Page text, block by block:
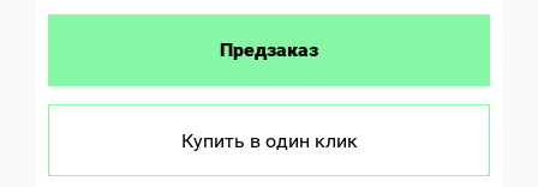
Предзаказ
Купить в один клик